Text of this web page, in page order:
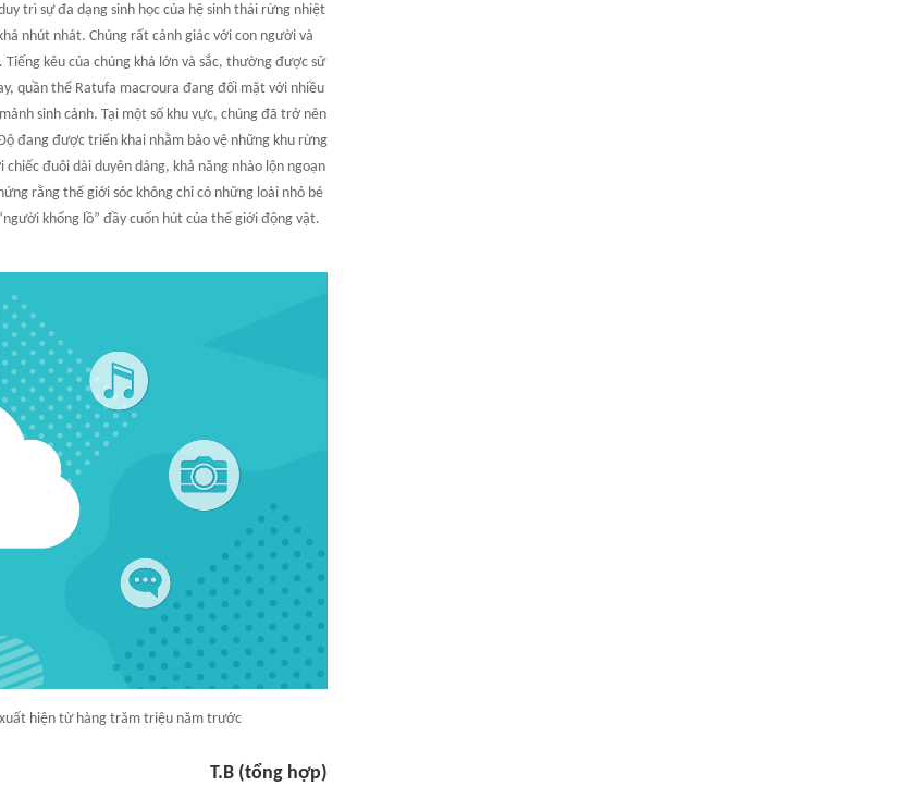
trì sự đa dạng sinh học của hệ sinh thái rừng nhiệt
nhút nhát. Chúng rất cảnh giác với con người và
kêu của chúng khá lớn và sắc, thường được sử
quần thể Ratufa macroura đang đối mặt với nhiều
sinh cảnh. Tại một số khu vực, chúng đã trở nên
đang được triển khai nhằm bảo vệ những khu rừng
đuôi dài duyên dáng, khả năng nhào lộn ngoạn
rằng thế giới sóc không chỉ có những loài nhỏ bé
khổng lồ” đầy cuốn hút của thế giới động vật.
hiện từ hàng trăm triệu năm trước
T.B (tổng hợp)